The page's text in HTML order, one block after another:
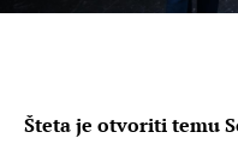
Šteta je otvoriti temu